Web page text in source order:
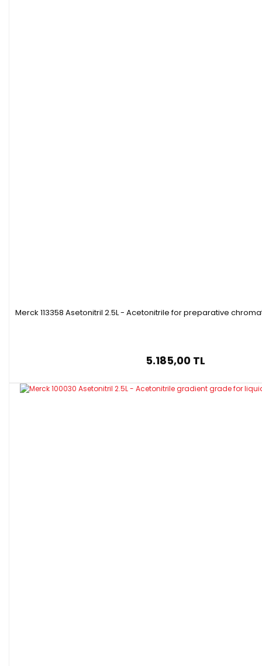
Merck 113358 Asetonitril 2.5L - Acetonitrile for preparative
5.185,00 TL